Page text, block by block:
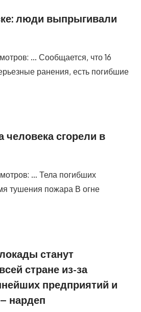
люди выпрыгивали
… Сообщается, что 16
ранения, есть погибшие
человека сгорели в
… Тела погибших
тушения пожара В огне
станут
стране из-за
предприятий и
нардеп